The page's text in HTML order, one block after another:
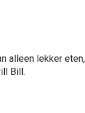
alleen lekker
Bill.